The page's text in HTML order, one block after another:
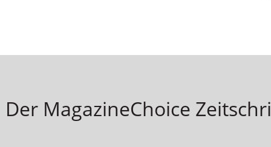
Der MagazineChoice